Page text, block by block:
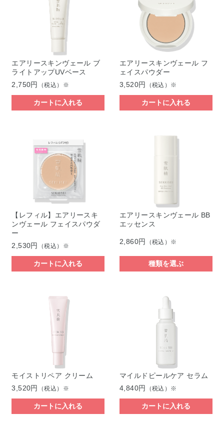
エアリースキンヴェール ブ
ライトアップUVベース
2,750円
（税込）※
カートに入れる
エアリースキンヴェール フ
ェイスパウダー
3,520円
（税込）※
カートに入れる
【レフィル】エアリースキ
ンヴェール フェイスパウダ
ー
2,530円
（税込）※
カートに入れる
エアリースキンヴェール BB
エッセンス
2,860円 （税込）※
種類を選ぶ
モイストリペア クリーム
3,520円
（税込）※
カートに入れる
マイルドピールケア セラム
4,840円
（税込）※
カートに入れる